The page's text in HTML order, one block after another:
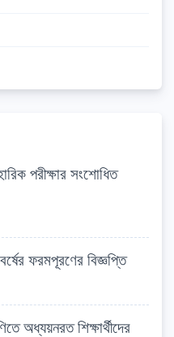
পরীক্ষার সংশোধিত
ফরমপূরণের বিজ্ঞপ্তি
অধ্যয়নরত শিক্ষার্থীদের